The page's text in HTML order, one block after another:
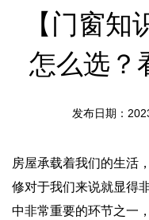
【门窗
怎么选？
发布日期：
房屋承载着我们的生活
修对于我们来说就显得
中非常重要的环节之一